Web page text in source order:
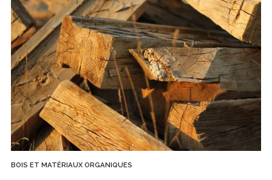
BOIS ET MATÉRIAUX ORGANIQUES